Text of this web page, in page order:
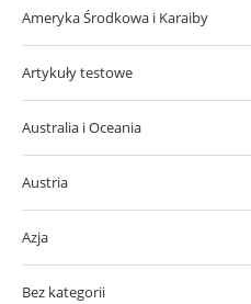
Ameryka Środkowa i Karaiby
Artykuły testowe
Australia i Oceania
Austria
Azja
Bez kategorii